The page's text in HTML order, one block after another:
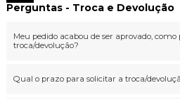
Perguntas - Troca e Devolução
Meu pedido acabou de ser aprovado, como
troca/devolução?
Qual o prazo para solicitar a troca/